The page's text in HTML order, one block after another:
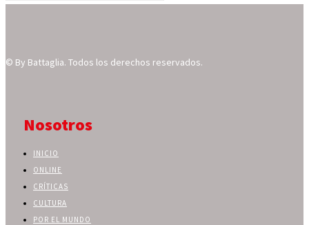
© By Battaglia. Todos los derechos reservados.
Nosotros
INICIO
ONLINE
CRÍTICAS
CULTURA
POR EL MUNDO